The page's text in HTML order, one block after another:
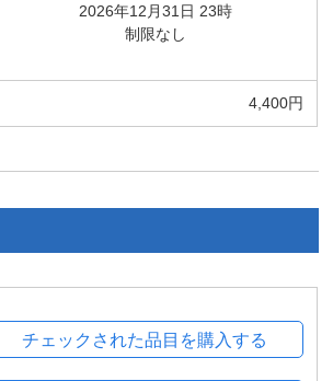
2026年12月31日 23時
制限なし
4,400円